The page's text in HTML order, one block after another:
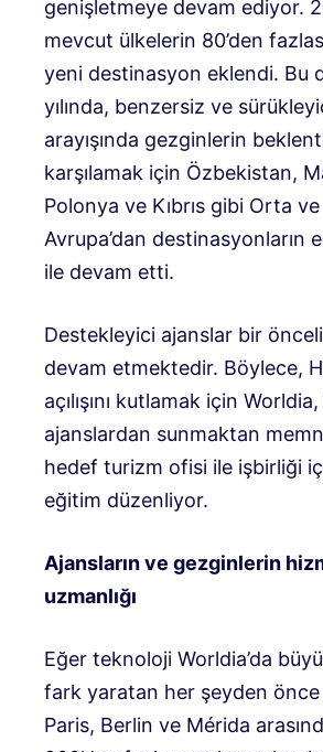
genişletmeye devam ediyor.
mevcut ülkelerin 80’den
yeni destinasyon eklendi. Bu
yılında, benzersiz ve
arayışında gezginlerin
karşılamak için Özbekistan,
Polonya ve Kıbrıs gibi Orta
Avrupa’dan destinasyonların
ile devam etti.
Destekleyici ajanslar bir
devam etmektedir. Böylece,
açılışını kutlamak için
ajanslardan sunmaktan
hedef turizm ofisi ile işbirliği
eğitim düzenliyor.
Ajansların ve gezginlerin
uzmanlığı
Eğer teknoloji Worldia’da
fark yaratan her şeyden önce
Paris, Berlin ve Mérida